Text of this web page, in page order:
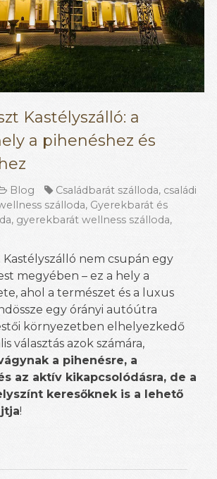
Kastélyszálló: a
a pihenéshez és
Blog Családbarát szálloda, családi
szálloda, Gyerekbarát és
, gyerekbarát wellness szálloda,
Kastélyszálló nem csupán egy
megyében – ez a hely a
ahol a természet és a luxus
egy órányi autóútra
környezetben elhelyezkedő
választás azok számára,
a pihenésre, a
az aktív kikapcsolódásra, de a
keresőknek is a lehető
!